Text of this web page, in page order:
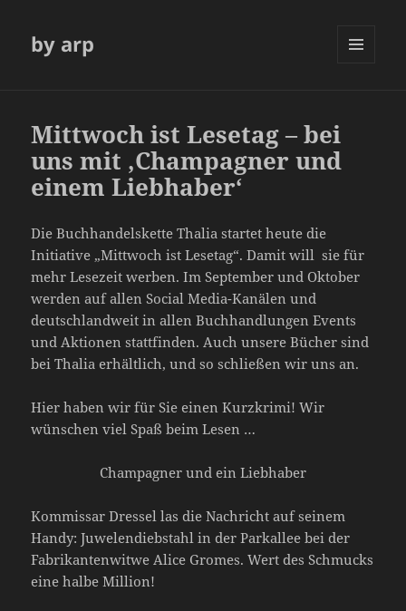
by arp
Mittwoch ist Lesetag – bei
uns mit ‚Champagner und
einem Liebhaber‘
Die Buchhandelskette Thalia startet heute die
Initiative „Mittwoch ist Lesetag“. Damit will sie für
mehr Lesezeit werben. Im September und Oktober
werden auf allen Social Media-Kanälen und
deutschlandweit in allen Buchhandlungen Events
und Aktionen stattfinden. Auch unsere Bücher sind
bei Thalia erhältlich, und so schließen wir uns an.
Hier haben wir für Sie einen Kurzkrimi! Wir
wünschen viel Spaß beim Lesen …
Champagner und ein Liebhaber
Kommissar Dressel las die Nachricht auf seinem
Handy: Juwelendiebstahl in der Parkallee bei der
Fabrikantenwitwe Alice Gromes. Wert des Schmucks
eine halbe Million!